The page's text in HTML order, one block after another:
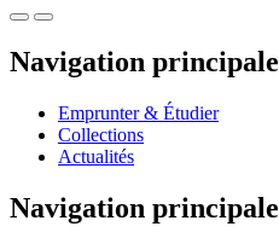
Navigation principale
Emprunter & Étudier
Collections
Actualités
Navigation principale